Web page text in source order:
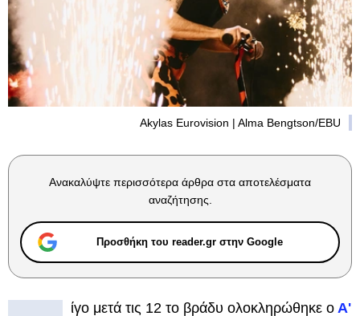
Akylas Eurovision | Alma Bengtson/EBU
Ανακαλύψτε περισσότερα άρθρα στα αποτελέσματα
αναζήτησης.
Προσθήκη του reader.gr στην Google
ίγο μετά τις 12 το βράδυ ολοκληρώθηκε ο Α'